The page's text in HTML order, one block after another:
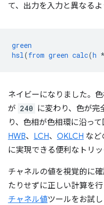
て、出力を入力と異なるよ
green
hsl (from green calc(h *
ネイビーになりました。色
が 240 に変わり、色が完
り、色相が色相環に沿って
HWB、 LCH、 OKLCH など
に実現できる便利なトリッ
チャネルの値を視覚的に
たりせずに正しい計算を
チャネル値ツールをお試